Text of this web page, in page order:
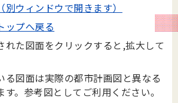
別ウィンドウで開きます）
ップへ戻る
れた図面をクリックすると,拡大して
る図面は実際の都市計画図と異なる
す。参考図としてご利用ください。